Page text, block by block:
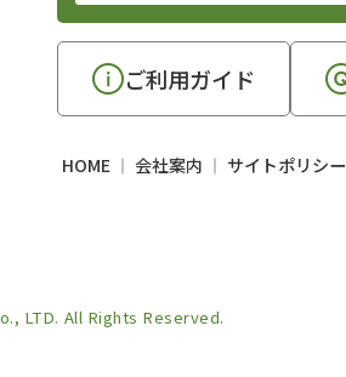
ご利用ガイド
HOME 会社案内 サイトポリシー
LTD. All Rights Reserved.